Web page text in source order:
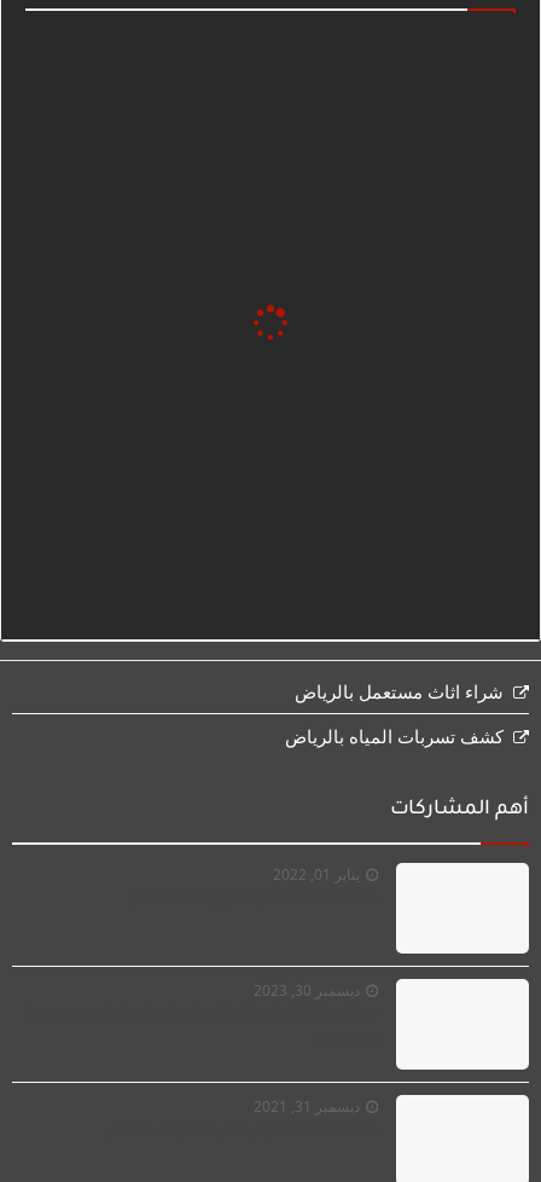
شراء اثاث مستعمل بالرياض
كشف تسربات المياه بالرياض
أهم المشاركات
يناير 01, 2022
ديسمبر 30, 2023
ديسمبر 31, 2021